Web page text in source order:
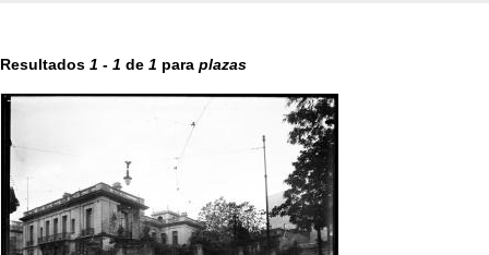
Resultados 1 - 1 de 1 para plazas